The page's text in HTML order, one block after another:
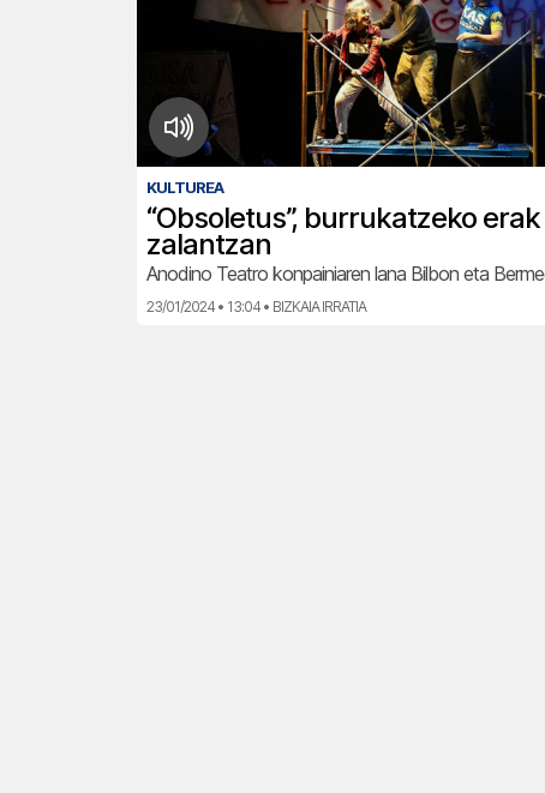
KULTUREA
“Obsoletus”, burrukatzeko erak
zalantzan
Anodino Teatro konpainiaren lana Bilbon eta
23/01/2024 • 13:04 • BIZKAIA IRRATIA